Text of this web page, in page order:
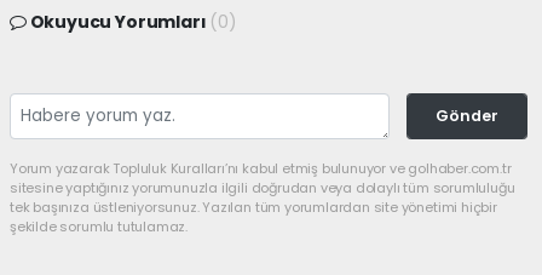
Okuyucu Yorumları (0)
Gönder
Yorum yazarak Topluluk Kuralları’nı kabul etmiş bulunuyor ve golhaber.com.tr
sitesine yaptığınız yorumunuzla ilgili doğrudan veya dolaylı tüm sorumluluğu
tek başınıza üstleniyorsunuz. Yazılan tüm yorumlardan site yönetimi hiçbir
şekilde sorumlu tutulamaz.